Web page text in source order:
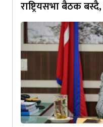
राष्ट्रियसभा बैठक